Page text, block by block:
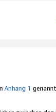
Anhang 1